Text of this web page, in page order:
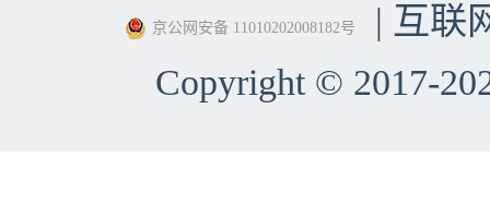
京公网安备 11010202008182号
| 互联
Copyright © 2017-